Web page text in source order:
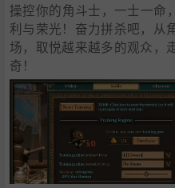
操控你的角斗士，一士一
利与荣光！奋力拼杀吧，从
场，取悦越来越多的观众，
奇！